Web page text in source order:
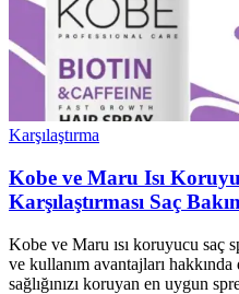
Karşılaştırma
Kobe ve Maru Isı
Karşılaştırması Saç
Kobe ve Maru ısı koruyucu saç
ve kullanım avantajları hakkında
sağlığınızı koruyan en uygun